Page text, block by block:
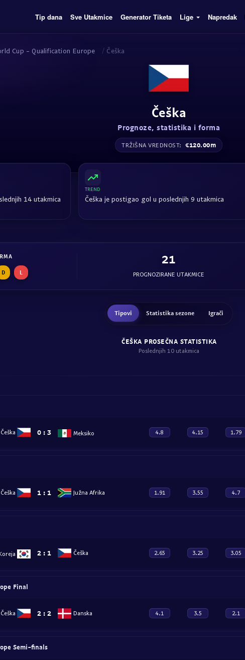
Tip dana Sve Utakmice Generator Tiketa Lige Napredak
Cup - Qualification Europe / Češka
Češka
Prognoze, statistika i forma
TRŽIŠNA VREDNOST: €120.00m
14 utakmica
TREND
Češka je postigao gol u poslednjih 9 utakmica
D L
21
PROGNOZIRANE UTAKMICE
Tipovi Statistika sezone Igrači
ČEŠKA PROSEČNA STATISTIKA
Poslednjih 10 utakmica
Češka 0 : 3 Meksiko 4.8 4.15 1.79
Češka 1 : 1 Južna Afrika 1.91 3.55 4.7
2 : 1 Češka 2.65 3.25 3.05
Final
Češka 2 : 2 Danska 4.1 3.5 2.1
Semi-finals